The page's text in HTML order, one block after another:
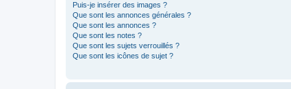
Puis-je insérer des images ?
Que sont les annonces générales ?
Que sont les annonces ?
Que sont les notes ?
Que sont les sujets verrouillés ?
Que sont les icônes de sujet ?